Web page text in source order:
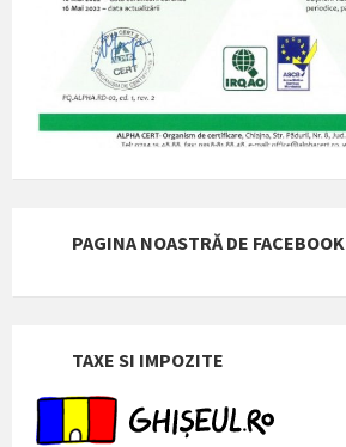
PAGINA NOASTRĂ DE FACEBOOK
TAXE SI IMPOZITE